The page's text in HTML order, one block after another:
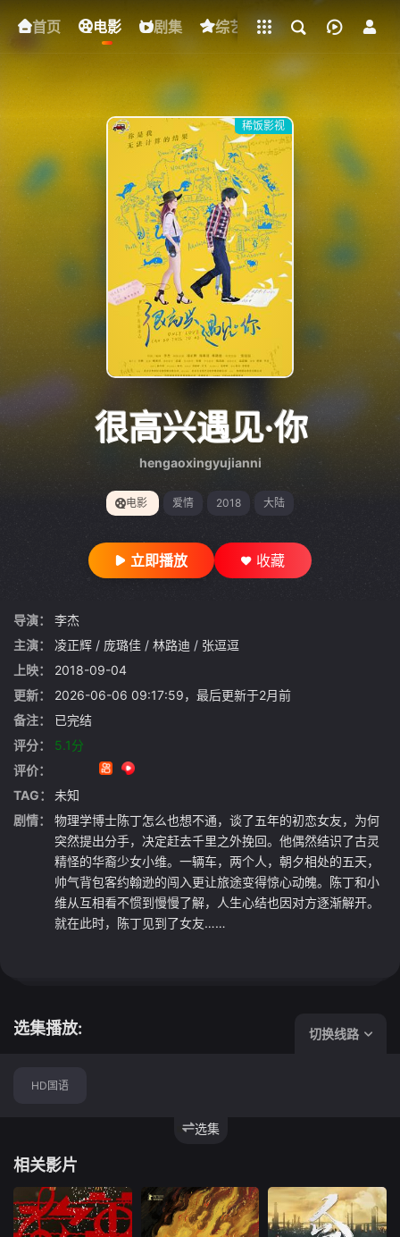
首页 电影 剧集 综艺 动漫 短剧
下载客户端
稀饭影视
很高兴遇见·你
hengaoxingyujianni
电影 爱情 2018 大陆
立即播放 收藏
导演：
李杰
主演：
凌正辉 / 庞璐佳 / 林路迪 / 张逗逗
上映：
2018-09-04
更新：
2026-06-06 09:17:59，最后更新于2月前
备注：
已完结
评分：
5.1分
评价：
TAG：
未知
剧情：
物理学博士陈丁怎么也想不通，谈了五年的初恋女友，为何
突然提出分手，决定赶去千里之外挽回。他偶然结识了古灵
精怪的华裔少女小维。一辆车，两个人，朝夕相处的五天，
帅气背包客约翰逊的闯入更让旅途变得惊心动魄。陈丁和小
维从互相看不惯到慢慢了解，人生心结也因对方逐渐解开。
就在此时，陈丁见到了女友……
选集播放: 切换线路
选集
HD国语
相关影片